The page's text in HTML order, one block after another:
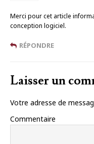
Merci pour cet article
conception logiciel.
RÉPONDRE
Laisser un
Votre adresse de
Commentaire